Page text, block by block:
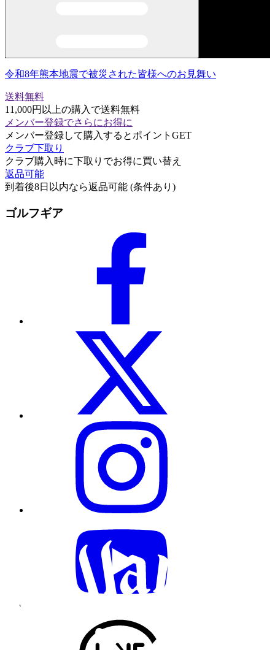
令和8年熊本地震で被災された皆様へのお見舞い
送料無料
11,000円以上の購入で送料無料
メンバー登録でさらにお得に
メンバー登録して購入するとポイントGET
クラブ下取り
クラブ購入時に下取りでお得に買い替え
返品可能
到着後8日以内なら返品可能 (条件あり)
ゴルフギア